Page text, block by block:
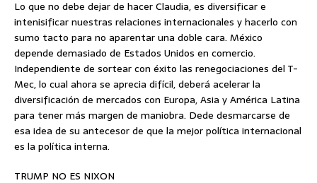
Lo que no debe dejar de hacer Claudia, es diversificar e
intenisificar nuestras relaciones internacionales y hacerlo con
sumo tacto para no aparentar una doble cara. México
depende demasiado de Estados Unidos en comercio.
Independiente de sortear con éxito las renegociaciones del T-
Mec, lo cual ahora se aprecia difícil, deberá acelerar la
diversificación de mercados con Europa, Asia y América Latina
para tener más margen de maniobra. Dede desmarcarse de
esa idea de su antecesor de que la mejor política internacional
es la política interna.
TRUMP NO ES NIXON